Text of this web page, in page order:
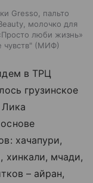
Gresso, пальто
молочко для
люби жизнь»
чувств" (МИФ)
в ТРЦ
грузинское
хачапури,
хинкали, мчади,
– айран,